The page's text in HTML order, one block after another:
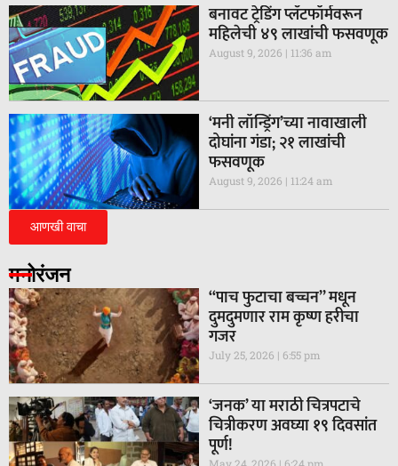
बनावट ट्रेडिंग प्लॅटफॉर्मवरून
महिलेची ४९ लाखांची फसवणूक
August 9, 2026 11:36 am
‘मनी लॉन्ड्रिंग’च्या नावाखाली
दोघांना गंडा; २१ लाखांची
फसवणूक
August 9, 2026 11:24 am
आणखी वाचा
मनोरंजन
“पाच फुटाचा बच्चन” मधून
दुमदुमणार राम कृष्ण हरीचा
गजर
July 25, 2026 6:55 pm
‘जनक’ या मराठी चित्रपटाचे
चित्रीकरण अवघ्या १९ दिवसांत
पूर्ण!
May 24, 2026 6:24 pm